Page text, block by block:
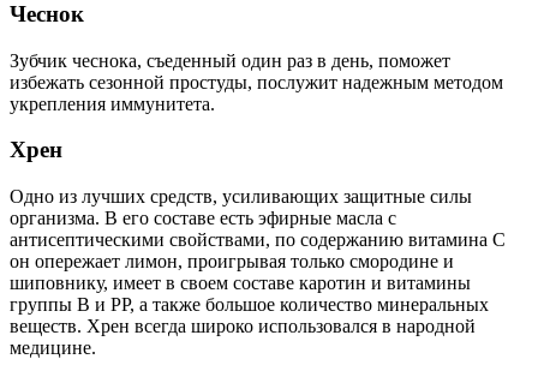
Чеснок
Зубчик чеснока, съеденный один раз в день, поможет
избежать сезонной простуды, послужит надежным методом
укрепления иммунитета.
Хрен
Одно из лучших средств, усиливающих защитные силы
организма. В его составе есть эфирные масла с
антисептическими свойствами, по содержанию витамина С
он опережает лимон, проигрывая только смородине и
шиповнику, имеет в своем составе каротин и витамины
группы В и РР, а также большое количество минеральных
веществ. Хрен всегда широко использовался в народной
медицине.